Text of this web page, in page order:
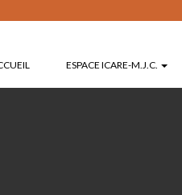
ESPACE ICARE-M.J.C.